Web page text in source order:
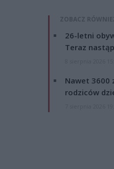
ZOBACZ
26-letni
Teraz
Nawet 3600
rodziców